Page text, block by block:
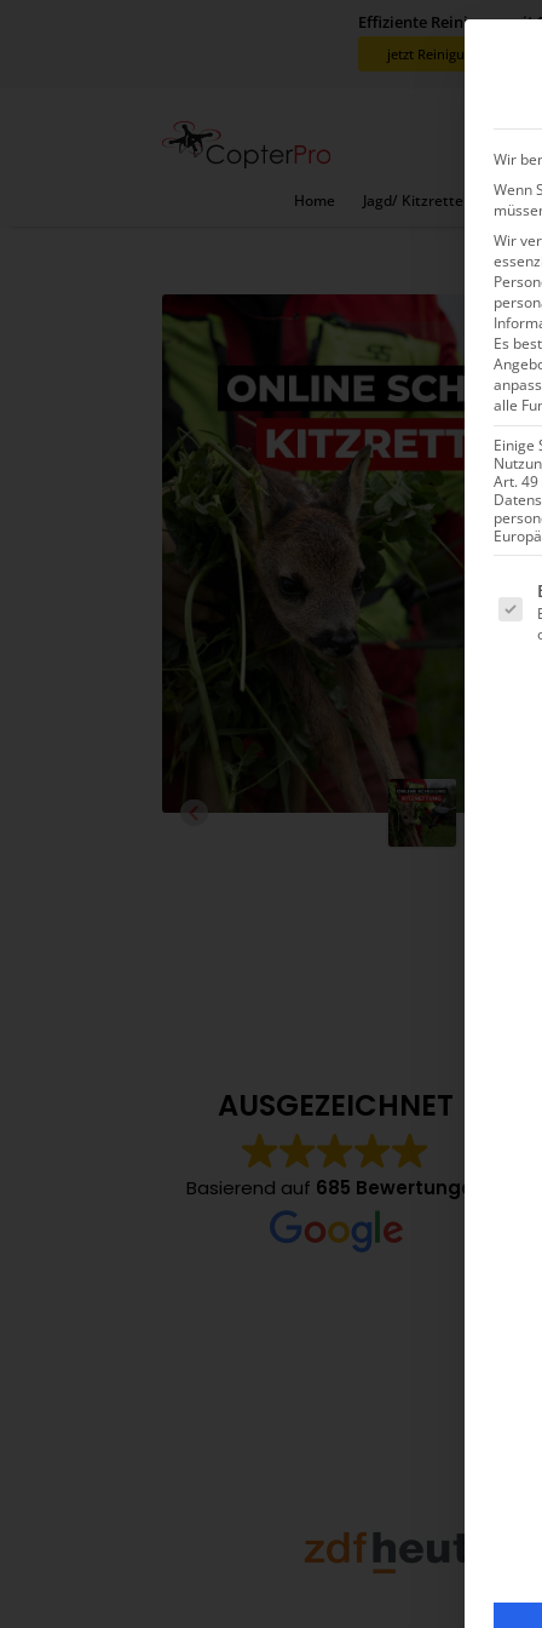
Effiziente Reinigung mit
jetzt Reinigungsdrohne
Home Jagd/ Kitzretter Sets
AUSGEZEICHNET
Basierend auf 685 Bewertungen
Wir
Wenn
Wir
Es
alle
Einige
Art. 49
Es